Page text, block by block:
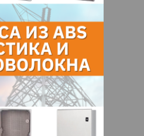
организация
отбор брендов и
лучшее по
цена/качество.
надежность,
соблюдение